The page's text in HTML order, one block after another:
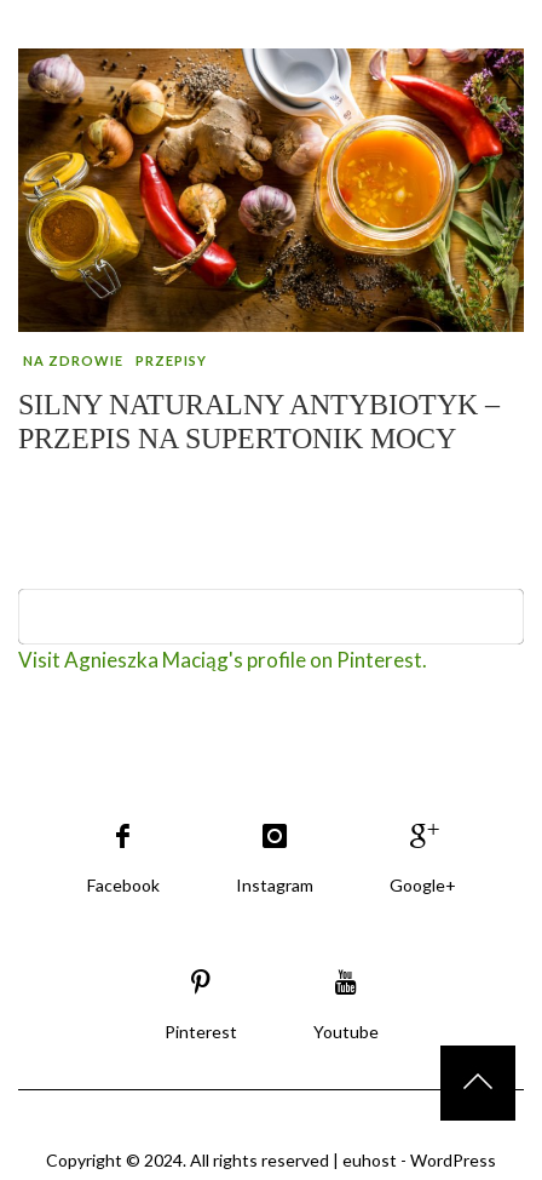
NA ZDROWIE PRZEPISY
SILNY NATURALNY ANTYBIOTYK –
PRZEPIS NA SUPERTONIK MOCY
Visit Agnieszka Maciąg's profile on Pinterest.
Facebook Instagram Google+
Pinterest Youtube
Copyright © 2024. All rights reserved | euhost - WordPress